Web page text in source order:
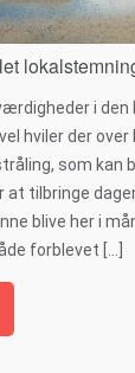
i
hviler der
som kan
at tilbringe
blive her i
forblevet [...]